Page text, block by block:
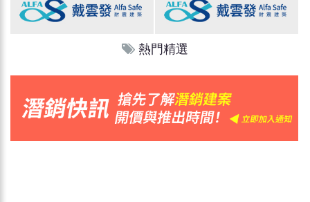
熱門精選